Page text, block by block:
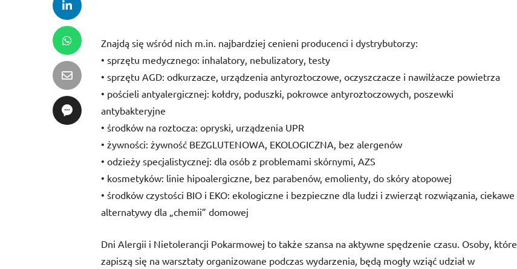
Znajdą się wśród nich m.in. najbardziej cenieni producenci i dystrybutorzy:
• sprzętu medycznego: inhalatory, nebulizatory, testy
• sprzętu AGD: odkurzacze, urządzenia antyroztoczowe, oczyszczacze i nawilżacze powietrza
• pościeli antyalergicznej: kołdry, poduszki, pokrowce antyroztoczowych, poszewki
antybakteryjne
• środków na roztocza: opryski, urządzenia UPR
• żywności: żywność BEZGLUTENOWA, EKOLOGICZNA, bez alergenów
• odzieży specjalistycznej: dla osób z problemami skórnymi, AZS
• kosmetyków: linie hipoalergiczne, bez parabenów, emolienty, do skóry atopowej
• środków czystości BIO i EKO: ekologiczne i bezpieczne dla ludzi i zwierząt rozwiązania, ciekawe
alternatywy dla „chemii” domowej
Dni Alergii i Nietolerancji Pokarmowej to także szansa na aktywne spędzenie czasu. Osoby, które
zapiszą się na warsztaty organizowane podczas wydarzenia, będą mogły wziąć udział w